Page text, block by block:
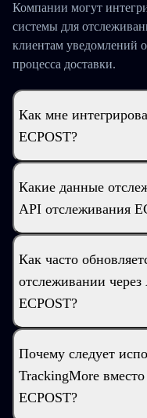
Компании могут
системы для
клиентам уведомлений
процесса доставки.
Как мне
ECPOST?
Какие данные
API отслеживания
Как часто
отслеживании
ECPOST?
Почему следует
TrackingMore
ECPOST?